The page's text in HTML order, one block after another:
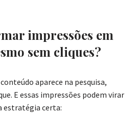
impressões em
sem cliques?
aparece na pesquisa,
E essas impressões podem virar
estratégia certa: